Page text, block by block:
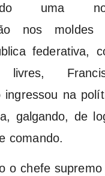
uma
nos moldes
federativa,
livres,
ingressou na
galgando, de
comando.
o chefe supremo